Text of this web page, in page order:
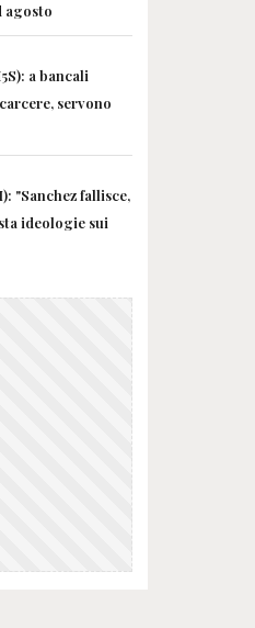
agosto
a bancali
servono
"Sanchez fallisce,
ideologie sui